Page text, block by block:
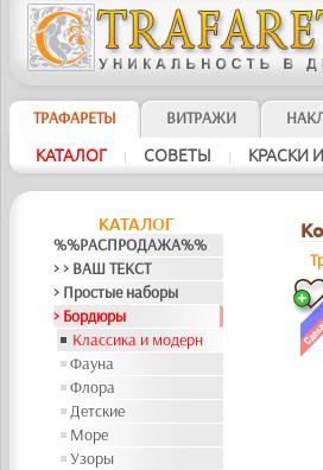
ТРАФАРЕТЫ ВИТРАЖИ
КАТАЛОГ | СОВЕТЫ | КРАСКИ
КАТАЛОГ
%%РАСПРОДАЖА%%
> > ВАШ ТЕКСТ
> Простые наборы
> Бордюры
Классика и модерн
Фауна
Флора
Детские
Море
Узоры